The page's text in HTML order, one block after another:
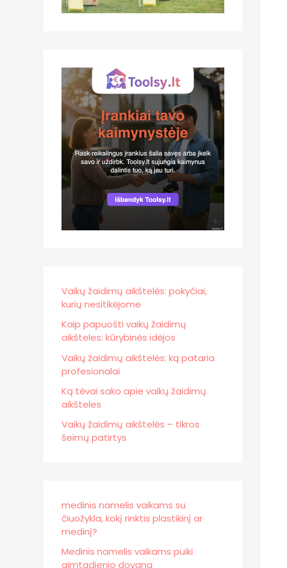
Vaikų žaidimų aikštelės: pokyčiai,
kurių nesitikėjome
Kaip papuošti vaikų žaidimų
aikšteles: kūrybinės idėjos
Vaikų žaidimų aikštelės: ką pataria
profesionalai
Ką tėvai sako apie vaikų žaidimų
aikšteles
Vaikų žaidimų aikštelės – tikros
šeimų patirtys
medinis namelis vaikams su
čiuožykla, kokį rinktis plastikinį ar
medinį?
Medinis namelis vaikams puiki
gimtadienio dovana